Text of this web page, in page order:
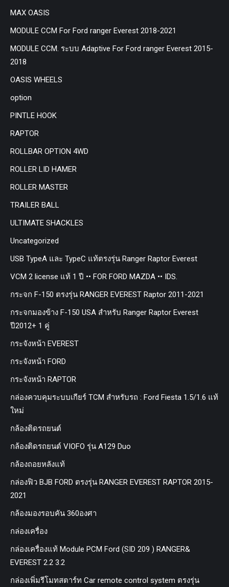
MAX OASIS
MODULE CCM For Ford ranger Everest 2018-2021
MODULE CCM. ระบบ Adaptive For Ford ranger Everest 2015-
2018
OASIS WHEELS
option
PINTLE HOOK
RAPTOR
ROLLBAR OPTION 4WD
ROLLER LID HAMER
ROLLER MASTER
TRAILER BALL
ULTIMATE SHACKLES
Uncategorized
USB TypeA และ TypeC แท้ตรงรุ่น Ranger Raptor Everest
VCM 2 license แท้ 1 ปี •• FOR FORD MAZDA •• IDS.
กระจก F-150 ตรงรุ่น RANGER EVEREST Raptor 2011-2021
กระจกมองข้าง F-150 USA สำหรับ Ranger Raptor Everest
ปี2012+ 1 คู่
กระจังหน้า EVEREST
กระจังหน้า FORD
กระจังหน้า RAPTOR
กล่องควบคุมระบบเกียร์ TCM สำหรับรถ : Ford Fiesta 1.5/1.6 แท้
ใหม่
กล้องติดรถยนต์
กล้องติดรถยนต์ VIOFO รุ่น A129 Duo
กล้องถอยหลังแท้
กล่องฟิว BJB FORD ตรงรุ่น RANGER EVEREST RAPTOR 2015-
2021
กล้องมองรอบคัน 360องศา
กล่องเครื่อง
กล่องเครื่องแท้ Module PCM Ford (SID 209 ) RANGER&
EVEREST 2.2 3.2
กล่องเพิ่มรีโมทสตาร์ท Car remote control system ตรงรุ่น